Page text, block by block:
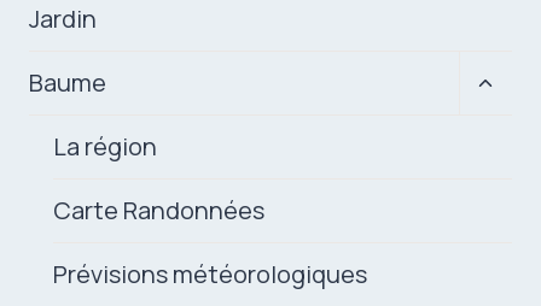
Jardin
Baume
La région
Carte Randonnées
Prévisions météorologiques